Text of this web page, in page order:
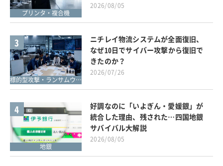
プリンタ・複合機
2026/08/05
3
標的型攻撃・ランサムウェア対策
ニチレイ物流システムが全面復旧、
なぜ10日でサイバー攻撃から復旧で
きたのか？
2026/07/26
4
地銀
好調なのに「いよぎん・愛媛銀」が
統合した理由、残された…四国地銀
サバイバル大解説
2026/08/05